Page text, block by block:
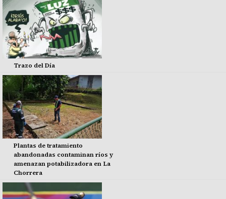
Trazo del Día
Plantas de tratamiento
abandonadas contaminan ríos y
amenazan potabilizadora en La
Chorrera